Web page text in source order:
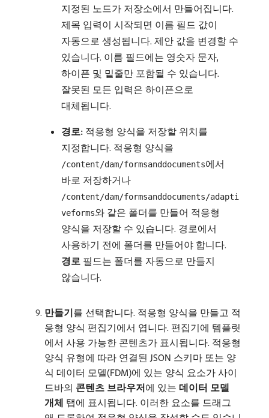
지정된 노드가 저장소에서 만들어집니다.
제목 입력이 시작되면 이름 필드 값이
자동으로 생성됩니다. 제안 값을 변경할 수
있습니다. 이름 필드에는 영숫자 문자,
하이픈 및 밑줄만 포함될 수 있습니다.
잘못된 모든 입력은 하이픈으로
대체됩니다.
경로: 적응형 양식을 저장할 위치를
지정합니다. 적응형 양식을
/content/dam/formsanddocuments에서
바로 저장하거나
/content/dam/formsanddocuments/adapti
veforms와 같은 폴더를 만들어 적응형
양식을 저장할 수 있습니다. 경로에서
사용하기 전에 폴더를 만들어야 합니다.
경로 필드는 폴더를 자동으로 만들지
않습니다.
만들기​를 선택합니다. 적응형 양식을 만들고 적
응형 양식 편집기에서 엽니다. 편집기에 템플릿
에서 사용 가능한 콘텐츠가 표시됩니다. 적응형
양식 유형에 따라 연결된 JSON 스키마 또는 양
식 데이터 모델(FDM)에 있는 양식 요소가 사이
드바의 콘텐츠 브라우저​에 있는 데이터 모델
개체 탭에 표시됩니다. 이러한 요소를 드래그